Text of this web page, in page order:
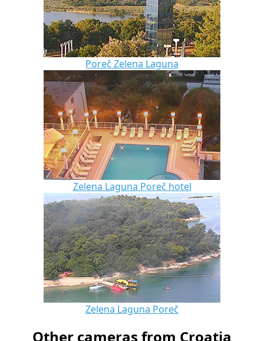
Poreč Zelena Laguna
Zelena Laguna Poreč hotel
Zelena Laguna Poreč
Other cameras from Croatia